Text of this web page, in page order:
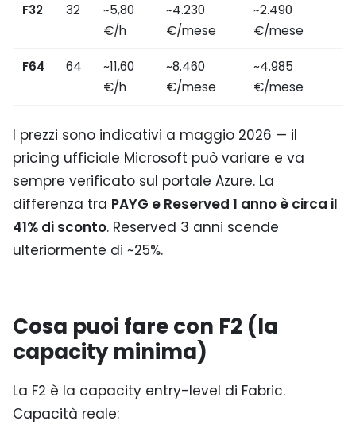
F32 32
~5,80
€/h
~4.230
€/mese
~2.490
€/mese
F64 64
~11,60
€/h
~8.460
€/mese
~4.985
€/mese
I prezzi sono indicativi a maggio 2026 — il
pricing ufficiale Microsoft può variare e va
sempre verificato sul portale Azure. La
differenza tra PAYG e Reserved 1 anno è circa il
41% di sconto. Reserved 3 anni scende
ulteriormente di ~25%.
Cosa puoi fare con F2 (la
capacity minima)
La F2 è la capacity entry-level di Fabric.
Capacità reale: